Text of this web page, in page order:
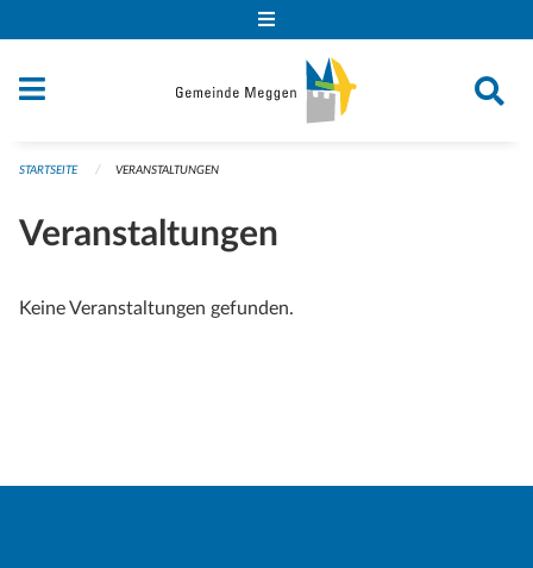
STARTSEITE VERANSTALTUNGEN
Veranstaltungen
Keine Veranstaltungen gefunden.